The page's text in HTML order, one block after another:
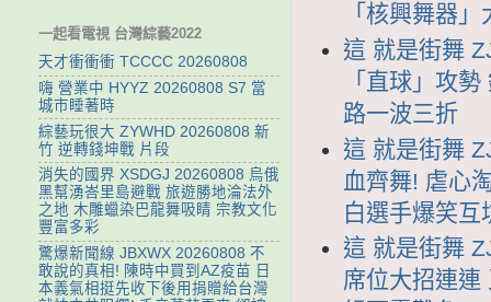
「核興舞器
這 就是街舞
「直球」攻
路一波三折
這 就是街舞
血齊舞! 虐心
白選手爆笑互
這 就是街舞
席位大招連連
一起看電視 台灣綜藝2022
天才衝衝衝 TCCCC 20260808
嗨 營業中 HYYZ 20260808 S7 當
城市睡著時
綜藝玩很大 ZYWHD 20260808 新
竹 逆轉錢坤戰 片段
消失的國界 XSDGJ 20260808 烏俄
黑幫湧峇里島避戰 旅遊勝地淪法外
之地 木雕蠟染巴龍舞吸睛 宗教文化
豐富多彩
驚爆新聞線 JBXWX 20260808 不
敢說的真相! 陳時中買到AZ疫苗 日
本義氣相挺先收下後用捐贈給台灣